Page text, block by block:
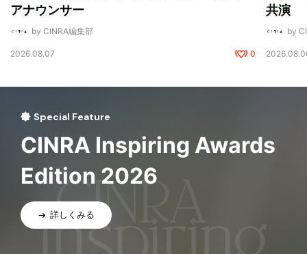
アナウンサー
by CINRA編集部
2026.08.07 0
共演
by
Special Feature
CINRA Inspiring Awards
Edition 2026
詳しくみる